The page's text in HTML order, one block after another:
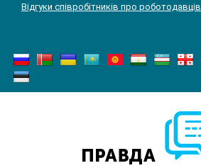
Відгуки співробітників про роботодавців